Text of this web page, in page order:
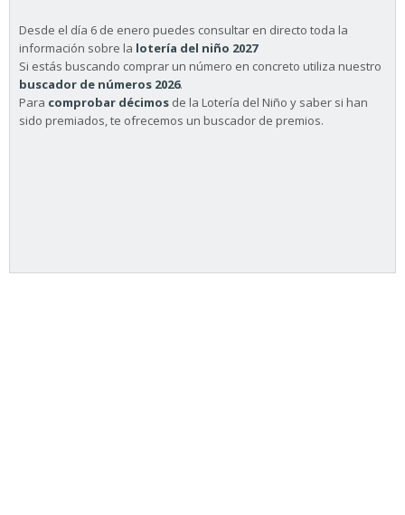
Desde el día 6 de enero puedes consultar en directo toda la
información sobre la lotería del niño 2027
Si estás buscando comprar un número en concreto utiliza nuestro
buscador de números 2026.
Para comprobar décimos de la Lotería del Niño y saber si han
sido premiados, te ofrecemos un buscador de premios.